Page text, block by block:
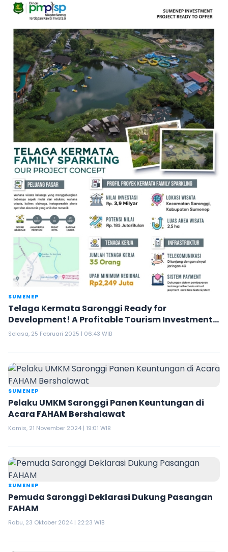
SUMENEP
Telaga Kermata Saronggi Ready for
Development! A Profitable Tourism Investment
Opportunity
Selasa, 25 Februari 2025 | 06:43 WIB
SUMENEP
Pelaku UMKM Saronggi Panen Keuntungan di
Acara FAHAM Bershalawat
Kamis, 21 November 2024 | 19:01 WIB
SUMENEP
Pemuda Saronggi Deklarasi Dukung Pasangan
FAHAM
Rabu, 23 Oktober 2024 | 22:23 WIB